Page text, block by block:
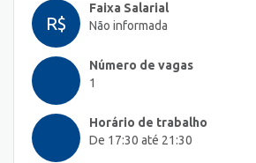
R$
Faixa Salarial
Não informada
Número de vagas
1
Horário de trabalho
De 17:30 até 21:30